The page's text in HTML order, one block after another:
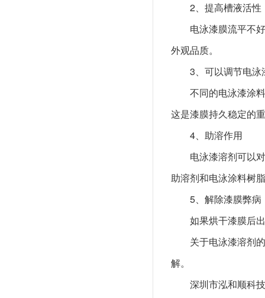
2、提高槽液活性
电泳漆膜流平不
外观品质。
3、可以调节电泳
不同的电泳漆涂
这是漆膜持久稳定的
4、助溶作用
电泳漆溶剂可以
助溶剂和电泳涂料树
5、解除漆膜弊病
如果烘干漆膜后
关于电泳漆溶剂
解。
深圳市泓和顺科